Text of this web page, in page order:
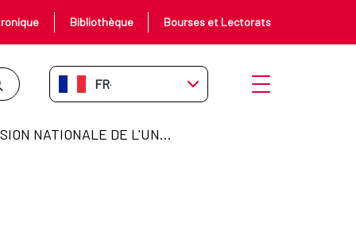
Bibliothèque Bourses et Lectorats
FR-FR Ouvrir le menu
COMMISSION NATIONALE DE L'UNESCO